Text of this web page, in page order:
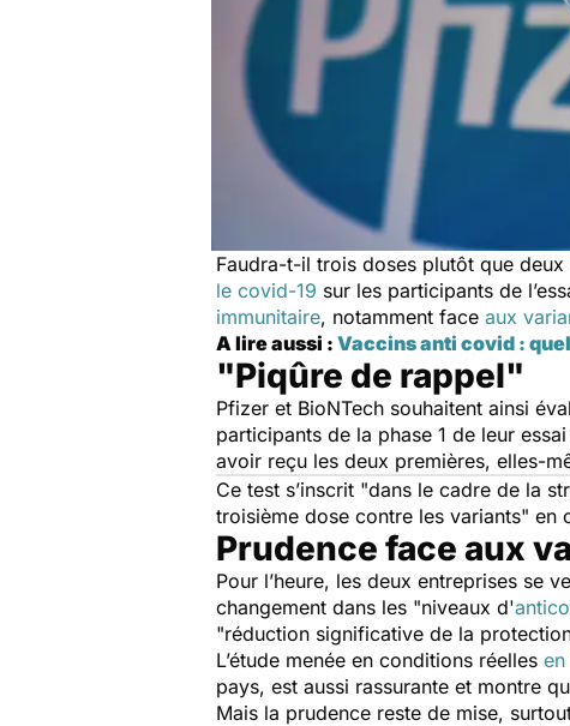
Faudra-t-il trois doses plutôt que deux
le covid-19 sur les participants de
immunitaire, notamment face aux
A lire aussi : Vaccins anti covid :
"Piqûre de rappel"
Pfizer et BioNTech souhaitent ainsi
participants de la phase 1 de leur
avoir reçu les deux premières, elles-
Ce test s’inscrit "dans le cadre de la
troisième dose contre les variants" en
Prudence face aux
Pour l’heure, les deux entreprises se
changement dans les "niveaux d'
"réduction significative de la
L’étude menée en conditions réelles en
pays, est aussi rassurante et montre
Mais la prudence reste de mise,